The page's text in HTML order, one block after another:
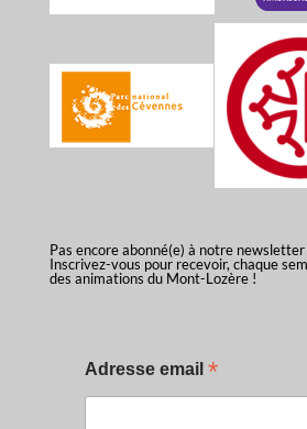
Pas encore abonné(e) à notre newsletter
Inscrivez-vous pour recevoir, chaque
des animations du Mont-Lozère !
Adresse email *